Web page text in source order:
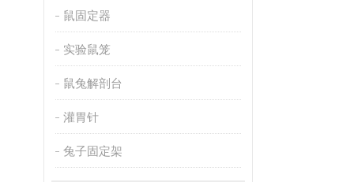
鼠固定器
实验鼠笼
鼠兔解剖台
灌胃针
兔子固定架